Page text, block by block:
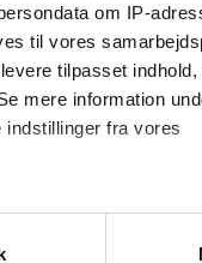
om IP-
til vores
tilpasset indhold,
mere information
fra vores
du er i gang
forskellige
Det gør det